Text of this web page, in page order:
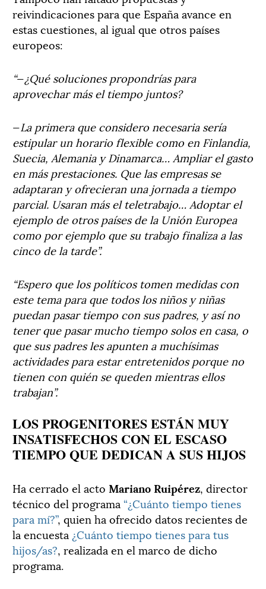
reivindicaciones para que España avance en
estas cuestiones, al igual que otros países
europeos:
“—¿Qué soluciones propondrías para
aprovechar más el tiempo juntos?
—La primera que considero necesaria sería
estipular un horario flexible como en Finlandia,
Suecia, Alemania y Dinamarca… Ampliar el gasto
en más prestaciones. Que las empresas se
adaptaran y ofrecieran una jornada a tiempo
parcial. Usaran más el teletrabajo… Adoptar el
ejemplo de otros países de la Unión Europea
como por ejemplo que su trabajo finaliza a las
cinco de la tarde”.
“Espero que los políticos tomen medidas con
este tema para que todos los niños y niñas
puedan pasar tiempo con sus padres, y así no
tener que pasar mucho tiempo solos en casa, o
que sus padres les apunten a muchísimas
actividades para estar entretenidos porque no
tienen con quién se queden mientras ellos
trabajan”.
LOS PROGENITORES ESTÁN MUY
INSATISFECHOS CON EL ESCASO
TIEMPO QUE DEDICAN A SUS HIJOS
Ha cerrado el acto Mariano Ruipérez, director
técnico del programa “¿Cuánto tiempo tienes
para mí?”, quien ha ofrecido datos recientes de
la encuesta ¿Cuánto tiempo tienes para tus
hijos/as?, realizada en el marco de dicho
programa.